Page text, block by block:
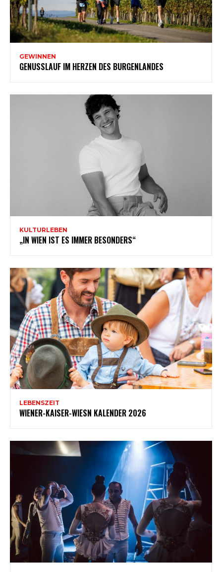
GEWINNEN
GENUSSLAUF IM HERZEN DES BURGENLANDES
KULTURLEBEN
„IN WIEN IST ES IMMER BESONDERS“
LEBENSZEIT
WIENER-KAISER-WIESN KALENDER 2026